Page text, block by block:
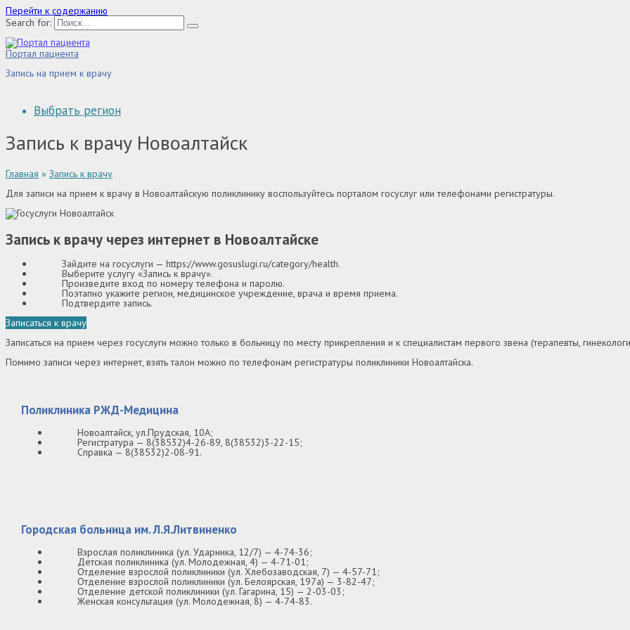
Перейти к содержанию
Search for:
Портал пациента
Запись на прием к врачу
Выбрать регион
Запись к врачу Новоалтайск
Главная » Запись к врачу
Для записи на прием к врачу в Новоалтайскую поликлинику воспользуйтесь порталом госуслуг или телефонами регистратуры.
Запись к врачу через интернет в Новоалтайске
Зайдите на госуслуги — https://www.gosuslugi.ru/category/health.
Выберите услугу «Запись к врачу».
Произведите вход по номеру телефона и паролю.
Поэтапно укажите регион, медицинское учреждение, врача и время приема.
Подтвердите запись.
Записаться к врачу
Записаться на прием через госуслуги можно только в больницу по месту прикрепления и к специалистам первого звена (терапевты,
Помимо записи через интернет, взять талон можно по телефонам регистратуры поликлиники Новоалтайска.
Поликлиника РЖД-Медицина
Новоалтайск, ул.Прудская, 10А;
Регистратура — 8(38532)4-26-89, 8(38532)3-22-15;
Справка — 8(38532)2-08-91.
Городская больница им. Л.Я.Литвиненко
Взрослая поликлиника (ул. Ударника, 12/7) — 4-74-36;
Детская поликлиника (ул. Молодежная, 4) — 4-71-01;
Отделение взрослой поликлиники (ул. Хлебозаводская, 7) — 4-57-71;
Отделение взрослой поликлиники (ул. Белоярская, 197а) — 3-82-47;
Отделение детской поликлиники (ул. Гагарина, 15) — 2-03-03;
Женская консультация (ул. Молодежная, 8) — 4-74-83.